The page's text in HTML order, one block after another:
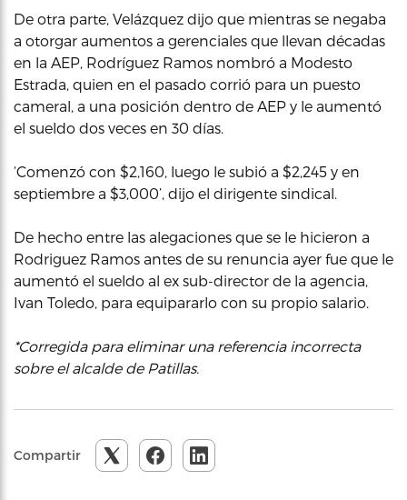
De otra parte, Velázquez dijo que mientras se negaba
a otorgar aumentos a gerenciales que llevan décadas
en la AEP, Rodríguez Ramos nombró a Modesto
Estrada, quien en el pasado corrió para un puesto
cameral, a una posición dentro de AEP y le aumentó
el sueldo dos veces en 30 días.
‘Comenzó con $2,160, luego le subió a $2,245 y en
septiembre a $3,000’, dijo el dirigente sindical.
De hecho entre las alegaciones que se le hicieron a
Rodriguez Ramos antes de su renuncia ayer fue que le
aumentó el sueldo al ex sub-director de la agencia,
Ivan Toledo, para equipararlo con su propio salario.
*Corregida para eliminar una referencia incorrecta
sobre el alcalde de Patillas.
Compartir